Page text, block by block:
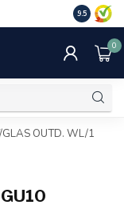
Gratis
€75,-.
9.5
0
OUTD. WL/1